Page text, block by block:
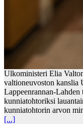
Ulkoministeri Elia
valtioneuvoston
Lappeenrannan-
kunniatohtoriksi
kunniatohtorin arvon
[...]